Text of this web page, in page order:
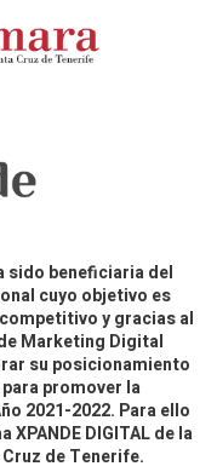
sido beneficiaria del
cuyo objetivo es
y gracias al
Marketing Digital
su posicionamiento
promover la
2021-2022. Para ello
DIGITAL de la
de Tenerife.